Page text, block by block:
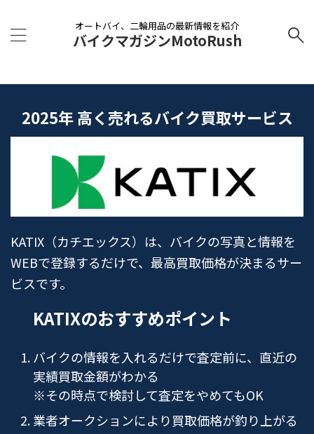
オートバイ、二輪用品の最新情報を紹介
バイクマガジンMotoRush
2025年 高く売れるバイク買取サービス
KATIX（カチエックス）は、バイクの写真と情報を
WEBで登録するだけで、最高買取価格が決まるサー
ビスです。
KATIXのおすすめポイント
バイクの情報を入れるだけで査定前に、直近の
実績買取金額がわかる
※その時点で検討して査定をやめてもOK
業者オークションにより買取価格が釣り上がる